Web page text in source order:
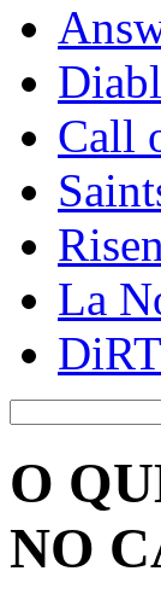
Call
La
O
NO